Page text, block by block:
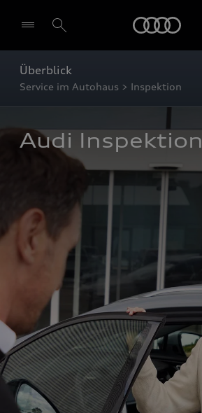
Überblick
Service im Autohaus > Inspektion
Audi Inspektion